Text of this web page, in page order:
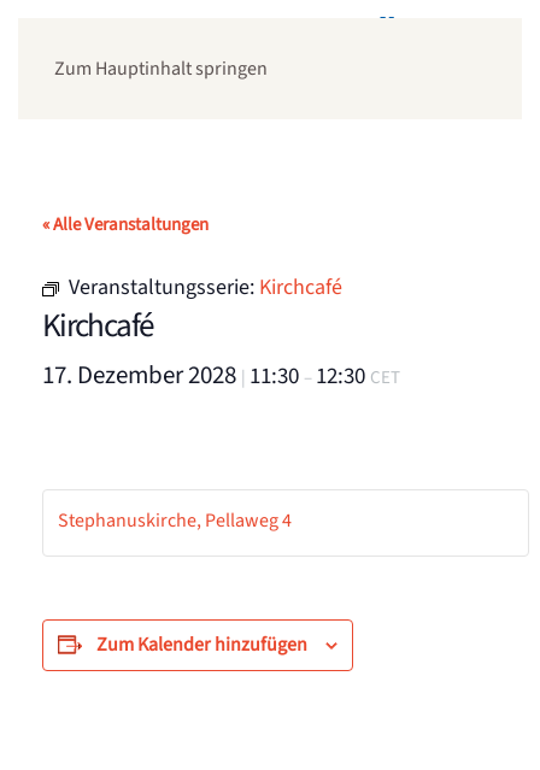
Zum Hauptinhalt springen
« Alle Veranstaltungen
Veranstaltungsserie: Kirchcafé
Kirchcafé
17. Dezember 2028 | 11:30 –12:30 CET
Stephanuskirche, Pellaweg 4
Zum Kalender hinzufügen